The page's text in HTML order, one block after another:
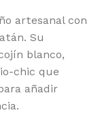
artesanal con
Su
blanco,
chic que
añadir